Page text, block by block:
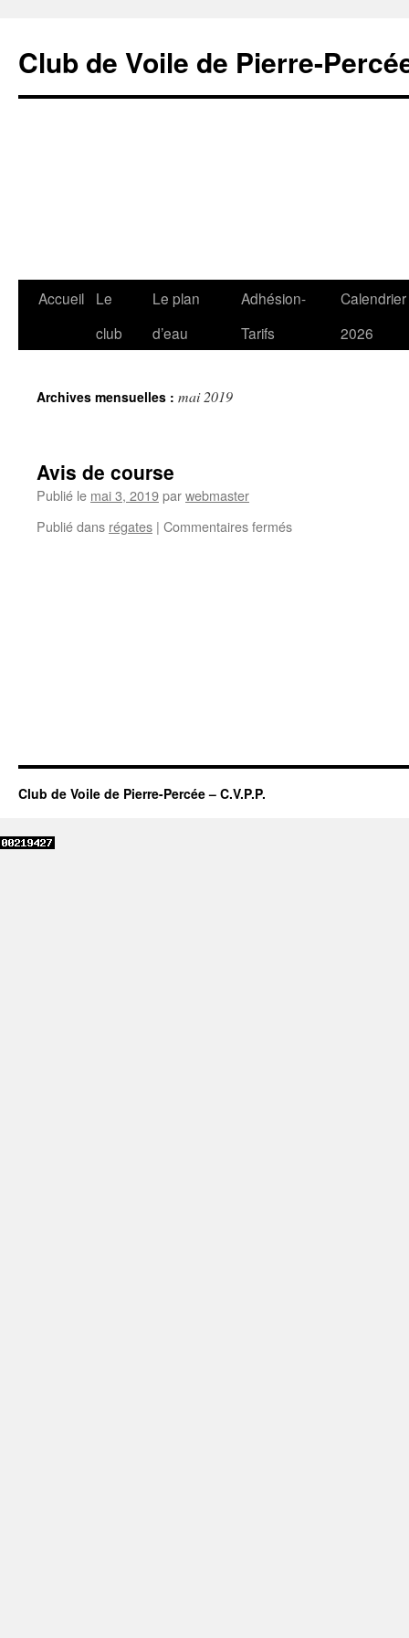
Club de Voile de Pierre-
Aller
Accueil
Le
club
Le plan
d’eau
Adhésion-
Tarifs
Calendrier
2026
Archives mensuelles : mai 2019
Avis de course
Publié le mai 3, 2019parwebmaster
Publié dans régates | Commentaires ferméssur
Club de Voile de Pierre-Percée – C.V.P.P.